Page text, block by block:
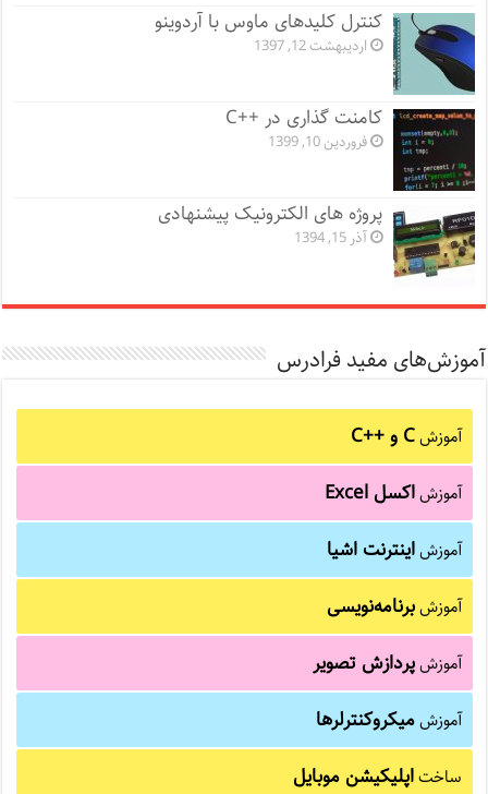
کنترل کلیدهای ماوس با آردوینو
اردیبهشت 12, 1397
کامنت گذاری در ++C
فروردین 10, 1399
پروژه های الکترونیک پیشنهادی
آذر 15, 1394
آموزش‌های مفید فرادرس
آموزشC و C++‎
آموزشاکسل Excel
آموزشاینترنت اشیا
آموزشبرنامه‌نویسی
آموزشپردازش تصویر
آموزشمیکروکنترلرها
ساختاپلیکیشن موبایل